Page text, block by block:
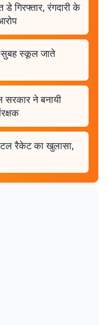
गिरफ्तार, रंगदारी के
सुबह स्कूल जाते
सरकार ने बनायी
रैकेट का खुलासा,